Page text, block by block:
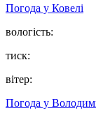
Погода у Ковелі
вологість:
тиск:
вітер:
Погода у